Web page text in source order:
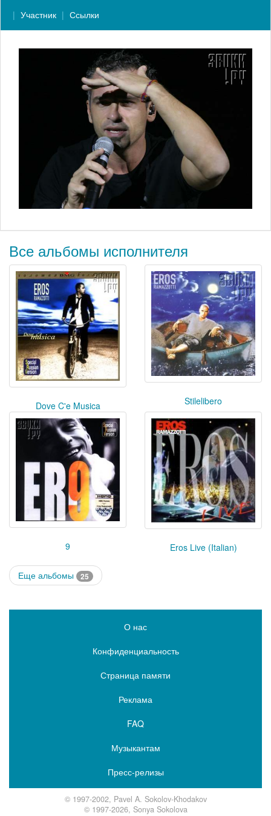
Участник
Ссылки
Все альбомы исполнителя
Dove C'e Musica Stilelibero
9 Eros Live (Italian)
Еще альбомы 25
О нас
Конфиденциальность
Страница памяти
Реклама
FAQ
Музыкантам
Пресс-релизы
© 1997-2002, Pavel A. Sokolov-Khodakov
© 1997-2026, Sonya Sokolova